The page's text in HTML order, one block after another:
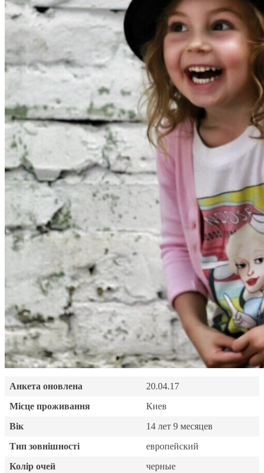
Анкета оновлена
20.04.17
Місце проживання
Киев
Вік
14 лет 9 месяцев
Тип зовнішності
европейский
Колір очей
черные